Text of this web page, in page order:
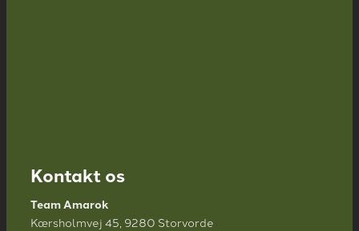
Kontakt os
Team Amarok
Kærsholmvej 45, 9280 Storvorde